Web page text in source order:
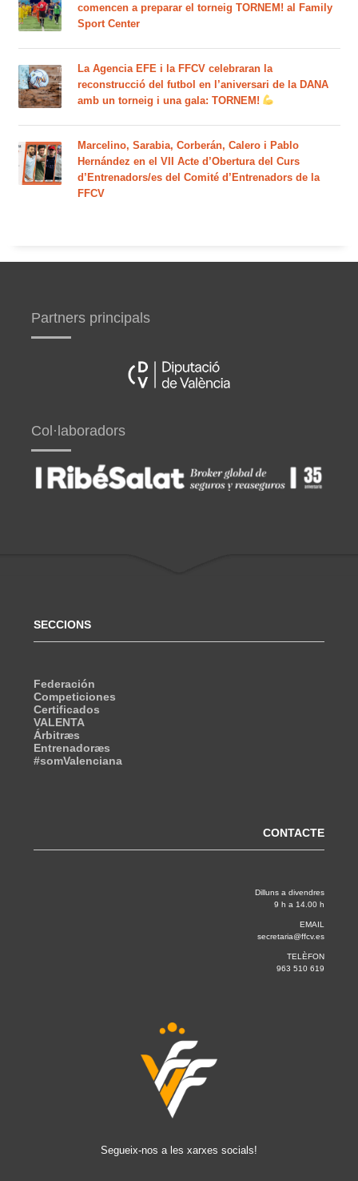
comencen a preparar el torneig TORNEM! al Family
Sport Center
La Agencia EFE i la FFCV celebraran la
reconstrucció del futbol en l’aniversari de la DANA
amb un torneig i una gala: TORNEM!
Marcelino, Sarabia, Corberán, Calero i Pablo
Hernández en el VII Acte d’Obertura del Curs
d’Entrenadors/es del Comité d’Entrenadors de la
FFCV
Partners principals
Col·laboradors
SECCIONS
Federación
Competiciones
Certificados
VALENTA
Árbitræs
Entrenadoræs
#somValenciana
CONTACTE
Dilluns a divendres
9 h a 14.00 h
EMAIL
secretaria@ffcv.es
TELÈFON
963 510 619
Segueix-nos a les xarxes socials!